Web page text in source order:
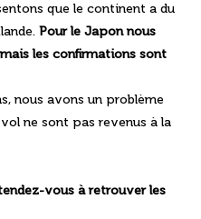
que le continent a du
Pour le Japon nous
les confirmations sont
nous avons un problème
ne sont pas revenus à la
vous à retrouver les